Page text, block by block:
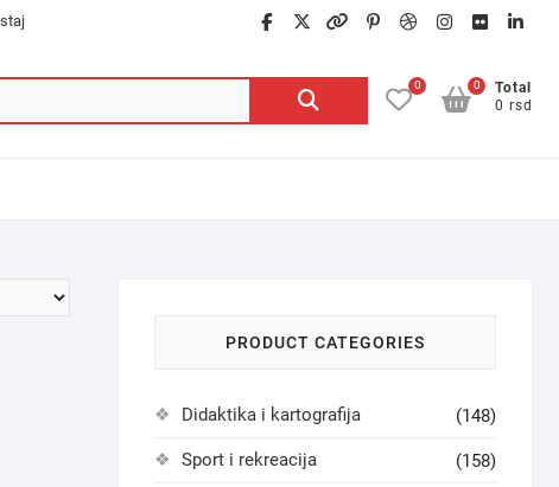
facebook
twitter
google
pinterest
dribbbleflickr
Pretraga
0
Total
0 rsd
0
PRODUCT CATEGORIES
Didaktika i kartografija (148)
Sport i rekreacija (158)